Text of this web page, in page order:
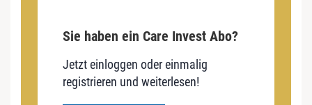
Sie haben ein Care Invest Abo?
Jetzt einloggen oder einmalig
registrieren und weiterlesen!